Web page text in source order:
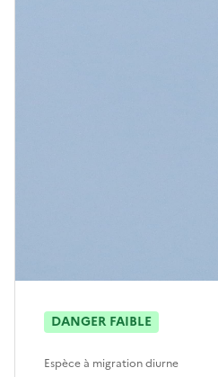
DANGER FAIBLE
Espèce à migration diurne